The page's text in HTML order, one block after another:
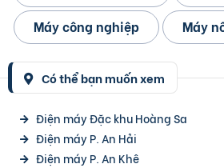
Máy công nghiệp
Máy
Có thể bạn muốn xem
Điện máy Đặc khu Hoàng Sa
Điện máy P. An Hải
Điện máy P. An Khê